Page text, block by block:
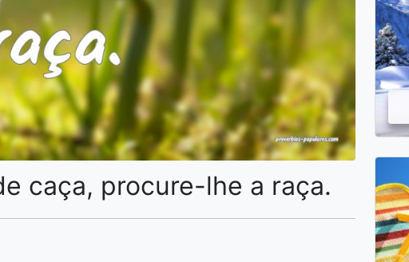
caça, procure-lhe a raça.